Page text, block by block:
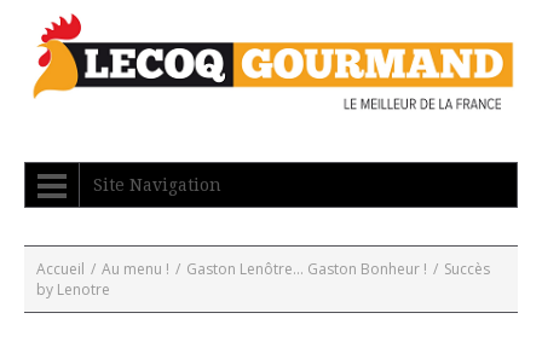
Site Navigation
Accueil / Au menu ! / Gaston Lenôtre... Gaston Bonheur ! / Succès
by Lenotre